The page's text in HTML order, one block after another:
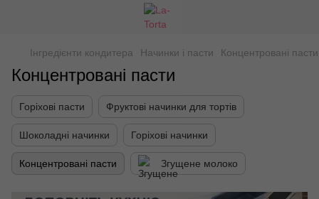
Інгредієнти кондитера Начинки і пасти Концентровані пасти
Концентровані пасти
Горіхові пасти Фруктові начинки для тортів
Шоколадні начинки Горіхові начинки
Концентровані пасти Згущене молоко